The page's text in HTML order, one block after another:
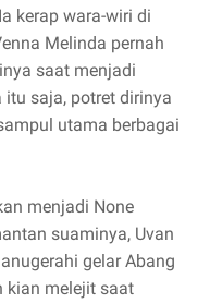
kerap wara-wiri di
Melinda pernah
saat menjadi
saja, potret dirinya
utama berbagai
menjadi None
suaminya, Uvan
gelar Abang
kian melejit saat